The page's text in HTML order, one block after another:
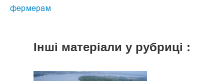
фермерам
Інші матеріали у рубриці :